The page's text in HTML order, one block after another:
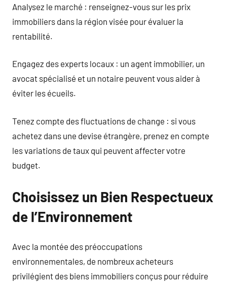
Analysez le marché : renseignez-vous sur les prix
immobiliers dans la région visée pour évaluer la
rentabilité.
Engagez des experts locaux : un agent immobilier, un
avocat spécialisé et un notaire peuvent vous aider à
éviter les écueils.
Tenez compte des fluctuations de change : si vous
achetez dans une devise étrangère, prenez en compte
les variations de taux qui peuvent affecter votre
budget.
Choisissez un Bien Respectueux
de l’Environnement
Avec la montée des préoccupations
environnementales, de nombreux acheteurs
privilégient des biens immobiliers conçus pour réduire